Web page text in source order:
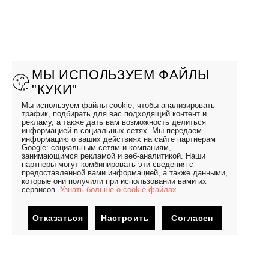
МЫ ИСПОЛЬЗУЕМ ФАЙЛЫ
"КУКИ"
Мы используем файлы cookie, чтобы анализировать
трафик, подбирать для вас подходящий контент и
рекламу, а также дать вам возможность делиться
информацией в социальных сетях. Мы передаем
информацию о ваших действиях на сайте партнерам
Google: социальным сетям и компаниям,
занимающимся рекламой и веб-аналитикой. Наши
партнеры могут комбинировать эти сведения с
предоставленной вами информацией, а также данными,
которые они получили при использовании вами их
сервисов. Узнать больше о cookie-файлах.
Отказаться Настроить Согласен